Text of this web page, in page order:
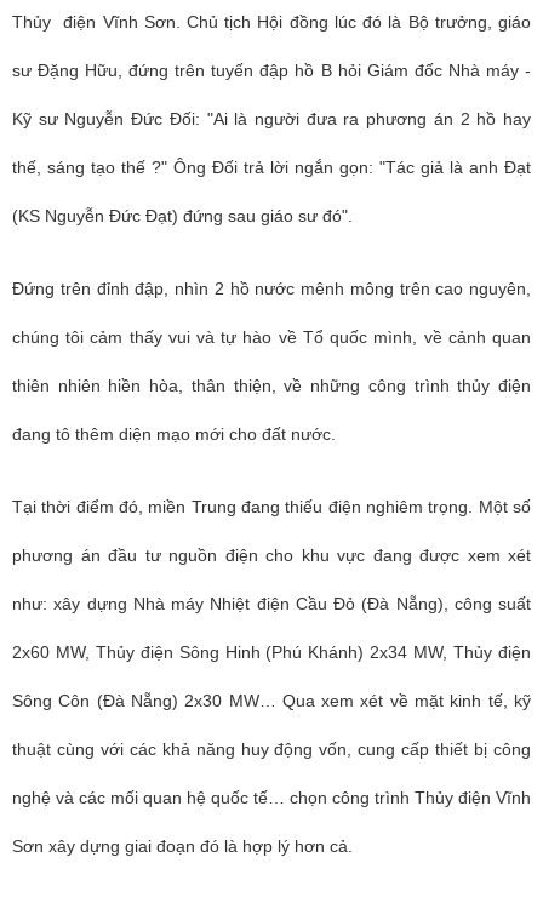
Thủy điện Vĩnh Sơn. Chủ tịch Hội đồng lúc đó là Bộ trưởng, giáo
sư Đặng Hữu, đứng trên tuyến đập hồ B hỏi Giám đốc Nhà máy -
Kỹ sư Nguyễn Đức Đối: "Ai là người đưa ra phương án 2 hồ hay
thế, sáng tạo thế ?" Ông Đối trả lời ngắn gọn: "Tác giả là anh Đạt
(KS Nguyễn Đức Đạt) đứng sau giáo sư đó".
Đứng trên đỉnh đập, nhìn 2 hồ nước mênh mông trên cao nguyên,
chúng tôi cảm thấy vui và tự hào về Tổ quốc mình, về cảnh quan
thiên nhiên hiền hòa, thân thiện, về những công trình thủy điện
đang tô thêm diện mạo mới cho đất nước.
Tại thời điểm đó, miền Trung đang thiếu điện nghiêm trọng. Một số
phương án đầu tư nguồn điện cho khu vực đang được xem xét
như: xây dựng Nhà máy Nhiệt điện Cầu Đỏ (Đà Nẵng), công suất
2x60 MW, Thủy điện Sông Hinh (Phú Khánh) 2x34 MW, Thủy điện
Sông Côn (Đà Nẵng) 2x30 MW… Qua xem xét về mặt kinh tế, kỹ
thuật cùng với các khả năng huy động vốn, cung cấp thiết bị công
nghệ và các mối quan hệ quốc tế… chọn công trình Thủy điện Vĩnh
Sơn xây dựng giai đoạn đó là hợp lý hơn cả.